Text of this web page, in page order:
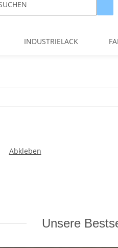
INDUSTRIELACK
Abkleben
Unsere